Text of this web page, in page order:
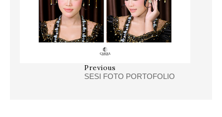
Previous
SESI FOTO PORTOFOLIO